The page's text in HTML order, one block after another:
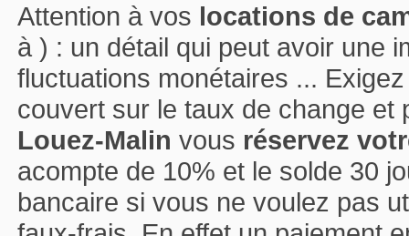
Attention à vos locations de
à ) : un détail qui peut avoir une
fluctuations monétaires ...
couvert sur le taux de change et
Louez-Malin vous réservez
acompte de 10% et le solde 30
bancaire si vous ne voulez pas